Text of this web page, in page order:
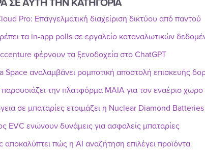
Pro: Επαγγελματική διαχείριση δικτύου από παντού
τα in-app polls σε εργαλείο καταναλωτικών
φέρνουν τα ξενοδοχεία στο ChatGPT
Space αναλαμβάνει ρομποτική αποστολή επισκευής
την πλατφόρμα MAIA για τον εναέριο χώρο
σε μπαταρίες ετοιμάζει η Nuclear Diamond Batteries
EVC ενώνουν δυνάμεις για ασφαλείς μπαταρίες
πώς η AI αναζήτηση επιλέγει προϊόντα